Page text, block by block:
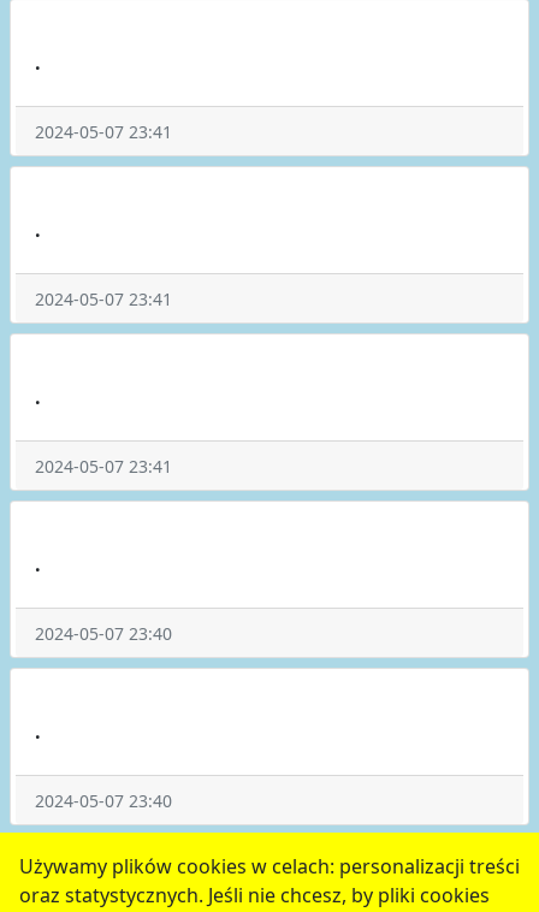
Używamy plików cookies w celach: personalizacji treści
oraz statystycznych. Jeśli nie chcesz, by pliki cookies
.
2024-05-07 23:41
.
2024-05-07 23:41
.
2024-05-07 23:41
.
2024-05-07 23:40
.
2024-05-07 23:40
1 2 3 4 5 następne